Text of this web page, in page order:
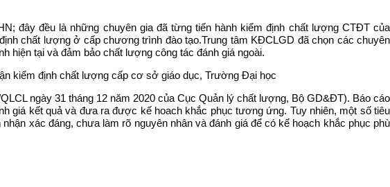
đây đều là những chuyên gia đã từng tiến hành kiểm định chất lượng CTĐT của
chất lượng ở cấp chương trình đào tạo.Trung tâm KĐCLGD đã chọn các chuyên
hiện tại và đảm bảo chất lượng công tác đánh giá ngoài.
kiểm định chất lượng cấp cơ sở giáo dục, Trường Đại học
ngày 31 tháng 12 năm 2020 của Cục Quản lý chất lượng, Bộ GD&ĐT). Báo cáo
giá kết quả và đưa ra được kế hoach khắc phục tương ứng. Tuy nhiên, một số tiêu
xác đáng, chưa làm rõ nguyên nhân và đánh giá để có kế hoạch khắc phục phù